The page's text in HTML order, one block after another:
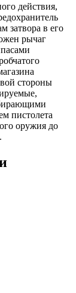
действия,
затвора в его
рычаг
стороны
пистолета
оружия до